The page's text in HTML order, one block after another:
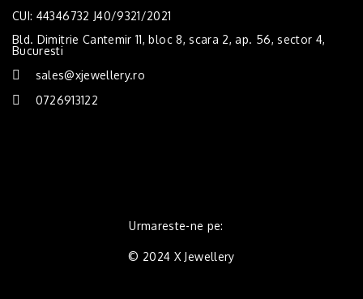
CUI: 44346732 J40/9321/2021
Bld. Dimitrie Cantemir 11, bloc 8, scara 2, ap. 56, sector 4,
Bucuresti
sales@xjewellery.ro
0726913122
Urmareste-ne pe:
© 2024 X Jewellery